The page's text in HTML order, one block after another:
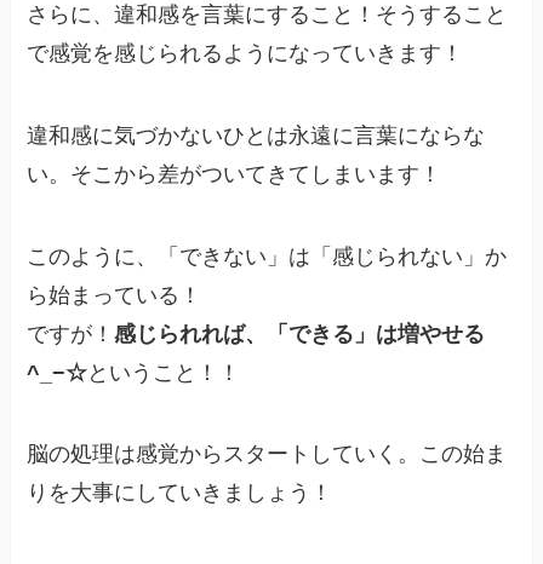
さらに、違和感を言葉にすること！そうすること
で感覚を感じられるようになっていきます！
違和感に気づかないひとは永遠に言葉にならな
い。そこから差がついてきてしまいます！
このように、「できない」は「感じられない」か
ら始まっている！
ですが！感じられれば、
「できる」は増やせる
^_−☆ということ！！
脳の処理は感覚からスタートしていく。この始ま
りを大事にしていきましょう！